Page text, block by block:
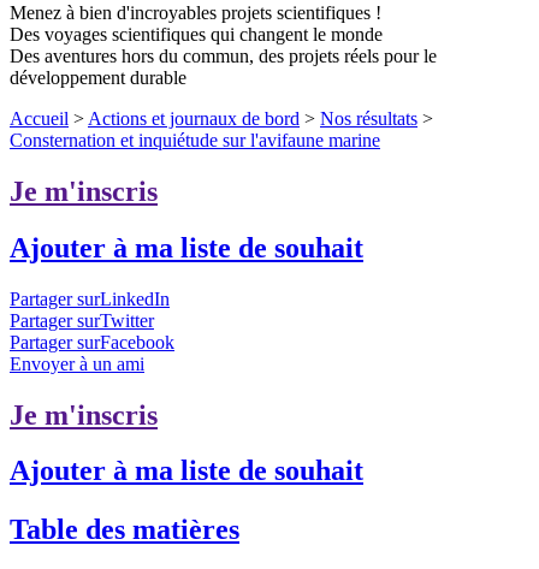
Menez à bien d'incroyables projets scientifiques !
Des voyages scientifiques qui changent le monde
Des aventures hors du commun, des projets réels pour le
développement durable
Accueil > Actions et journaux de bord > Nos résultats >
Consternation et inquiétude sur l'avifaune marine
Je m'inscris
Ajouter à ma liste de souhait
Partager surLinkedIn
Partager surTwitter
Partager surFacebook
Envoyer à un ami
Je m'inscris
Ajouter à ma liste de souhait
Table des matières